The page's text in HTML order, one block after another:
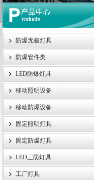
浙江旗本电气有限公司
防爆无极灯具
防爆管件类
LED防爆灯具
移动照明设备
移动防爆设备
固定照明灯具
固定防爆灯具
LED三防灯具
工厂灯具